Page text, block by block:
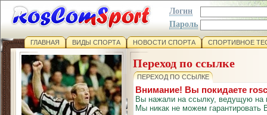
Логин
Пароль
ГЛАВНАЯ ВИДЫ СПОРТА НОВОСТИ СПОРТА СПОРТИВНОЕ
Переход по ссылке
ПЕРЕХОД ПО ССЫЛКЕ
Внимание! Вы покидаете
Вы нажали на ссылку, ведущую на
Мы никак не можем гарантировать